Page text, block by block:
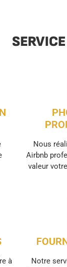
à
Nous
Airbnb
valeur
Notre